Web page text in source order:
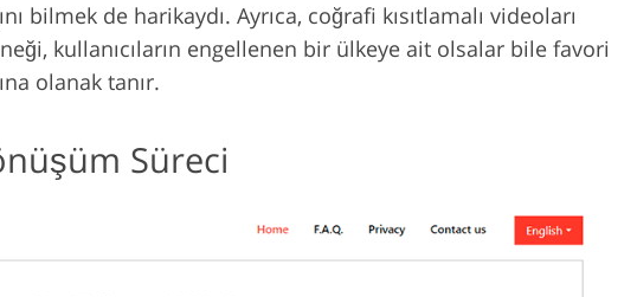
bilmek de harikaydı. Ayrıca, coğrafi kısıtlamalı videoları
kullanıcıların engellenen bir ülkeye ait olsalar bile favori
olanak tanır.
Süreci